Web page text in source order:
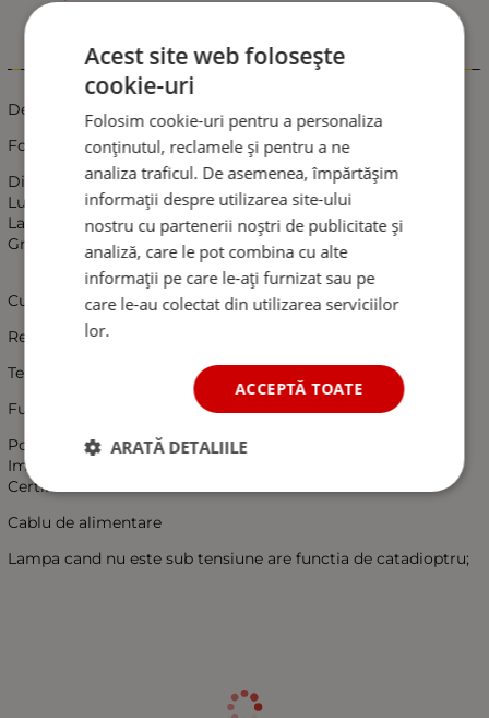
Informații
Detalli tehnice:
Forma ovala cu suport
Dimensiuni:
Lungime: 110 mm
Latime: 45 mm
Grosime: 15 mm
Culoare Galben;
Rezistenta in orice tip de conditii meteo.
Temperatura de functionare – 40°C la +55°C.
Functioneaza de la 12V la 24V;
Potrivit atât pentru 12V cât și 24V
Impermeabil cu clasa de protectie ridicata: IP 66/68
Certificat E-Mark Euro - E9
Cablu de alimentare
Lampa cand nu este sub tensiune are functia de catadioptru;
Acest site web folosește
cookie-uri
Folosim cookie-uri pentru a personaliza
conținutul, reclamele și pentru a ne
analiza traficul. De asemenea, împărtășim
informații despre utilizarea site-ului
nostru cu partenerii noștri de publicitate și
analiză, care le pot combina cu alte
informații pe care le-ați furnizat sau pe
care le-au colectat din utilizarea serviciilor
lor.
ACCEPTĂ TOATE
ARATĂ DETALIILE